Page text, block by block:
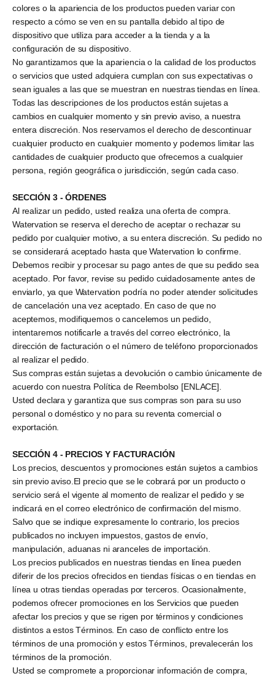
colores o la apariencia de los productos pueden variar con
respecto a cómo se ven en su pantalla debido al tipo de
dispositivo que utiliza para acceder a la tienda y a la
configuración de su dispositivo.
No garantizamos que la apariencia o la calidad de los productos
o servicios que usted adquiera cumplan con sus expectativas o
sean iguales a las que se muestran en nuestras tiendas en línea.
Todas las descripciones de los productos están sujetas a
cambios en cualquier momento y sin previo aviso, a nuestra
entera discreción. Nos reservamos el derecho de descontinuar
cualquier producto en cualquier momento y podemos limitar las
cantidades de cualquier producto que ofrecemos a cualquier
persona, región geográfica o jurisdicción, según cada caso.
SECCIÓN 3 - ÓRDENES
Al realizar un pedido, usted realiza una oferta de compra.
Watervation se reserva el derecho de aceptar o rechazar su
pedido por cualquier motivo, a su entera discreción. Su pedido no
se considerará aceptado hasta que Watervation lo confirme.
Debemos recibir y procesar su pago antes de que su pedido sea
aceptado. Por favor, revise su pedido cuidadosamente antes de
enviarlo, ya que Watervation podría no poder atender solicitudes
de cancelación una vez aceptado. En caso de que no
aceptemos, modifiquemos o cancelemos un pedido,
intentaremos notificarle a través del correo electrónico, la
dirección de facturación o el número de teléfono proporcionados
al realizar el pedido.
Sus compras están sujetas a devolución o cambio únicamente de
acuerdo con nuestra Política de Reembolso [ENLACE].
Usted declara y garantiza que sus compras son para su uso
personal o doméstico y no para su reventa comercial o
exportación.
SECCIÓN 4 - PRECIOS Y FACTURACIÓN
Los precios, descuentos y promociones están sujetos a cambios
sin previo aviso.El precio que se le cobrará por un producto o
servicio será el vigente al momento de realizar el pedido y se
indicará en el correo electrónico de confirmación del mismo.
Salvo que se indique expresamente lo contrario, los precios
publicados no incluyen impuestos, gastos de envío,
manipulación, aduanas ni aranceles de importación.
Los precios publicados en nuestras tiendas en línea pueden
diferir de los precios ofrecidos en tiendas físicas o en tiendas en
línea u otras tiendas operadas por terceros. Ocasionalmente,
podemos ofrecer promociones en los Servicios que pueden
afectar los precios y que se rigen por términos y condiciones
distintos a estos Términos. En caso de conflicto entre los
términos de una promoción y estos Términos, prevalecerán los
términos de la promoción.
Usted se compromete a proporcionar información de compra,